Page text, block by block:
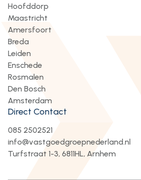
Hoofddorp
Maastricht
Amersfoort
Breda
Leiden
Enschede
Rosmalen
Den Bosch
Amsterdam
Direct Contact
085 2502521
info@vastgoedgroepnederland.nl
Turfstraat 1-3, 6811HL, Arnhem